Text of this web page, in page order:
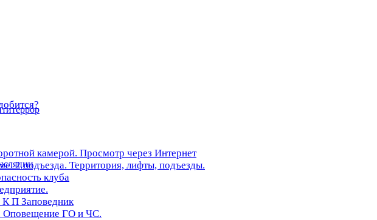
камерой. Просмотр через Интернет
2 подъезда. Территория, лифты, подъезды.
клуба
П Заповедник
Оповещение ГО и ЧС.